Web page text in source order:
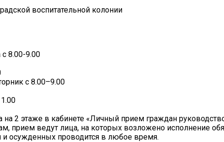
воспитательной колонии
8.00-9.00
с 8.00–9.00
2 этаже в кабинете «Личный прием граждан
прием ведут лица, на которых возложено исполнение
осужденных проводится в любое время.